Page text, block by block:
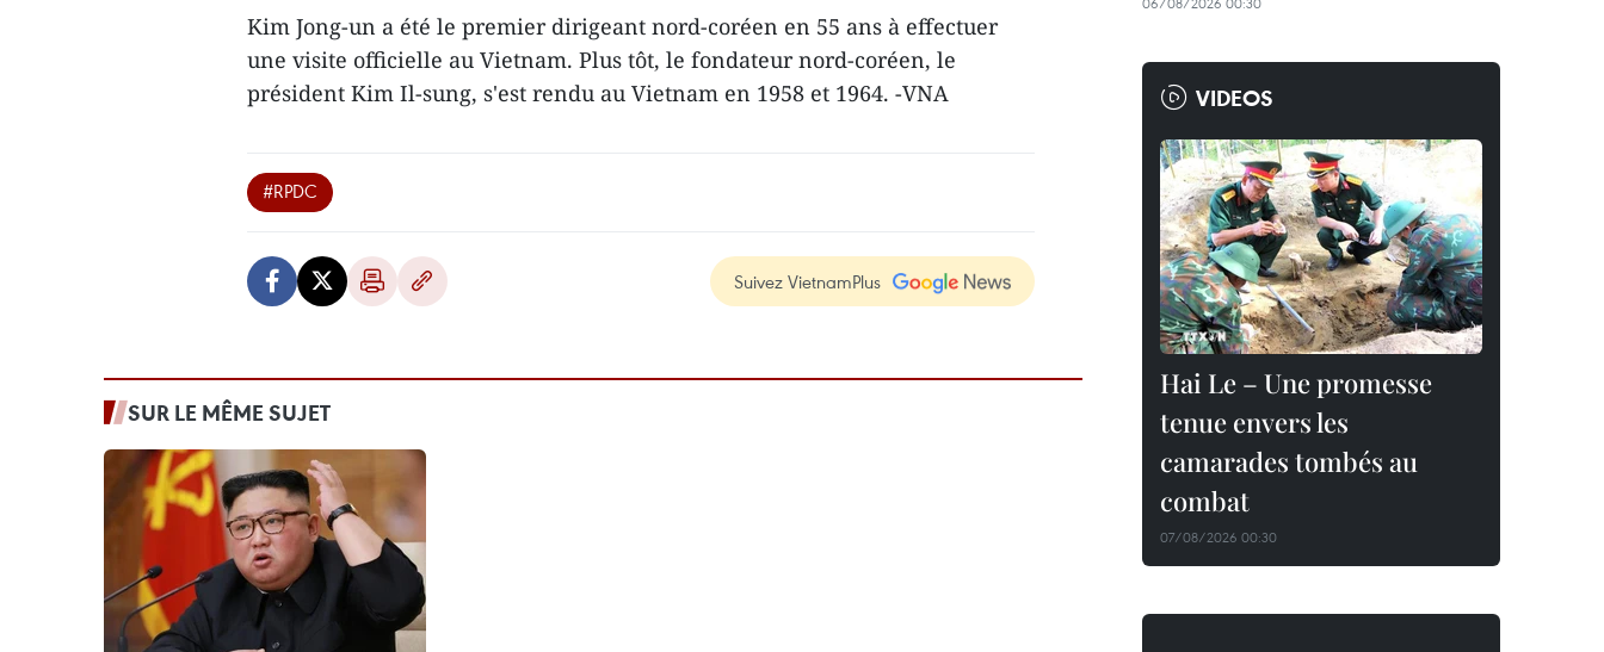
Kim Jong-un a été le premier dirigeant nord-coréen en 55 ans à effectuer
une visite officielle au Vietnam. Plus tôt, le fondateur nord-coréen, le
président Kim Il-sung, s'est rendu au Vietnam en 1958 et 1964. -VNA
#RPDC
Suivez VietnamPlus
SUR LE MÊME SUJET
VIDEOS
Hai Le – Une promesse
tenue envers les
camarades tombés au
combat
07/08/2026 00:30